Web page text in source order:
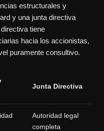
estructurales y
y una junta directiva
tiene
hacia los accionistas,
puramente consultivo.
Junta Directiva
Autoridad legal
completa